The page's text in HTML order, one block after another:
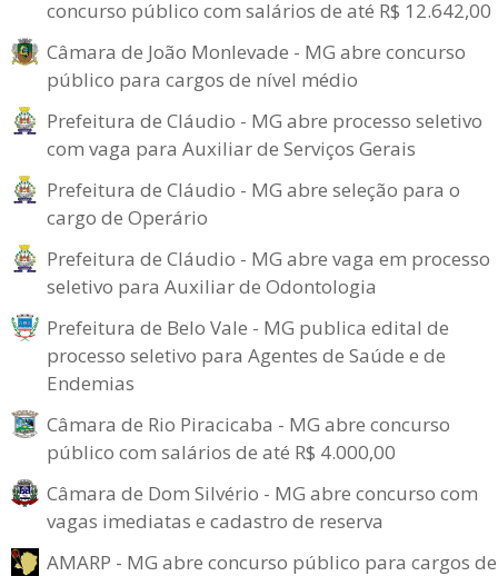
concurso público com salários de até R$ 12.642,00
Câmara de João Monlevade - MG abre concurso
público para cargos de nível médio
Prefeitura de Cláudio - MG abre processo seletivo
com vaga para Auxiliar de Serviços Gerais
Prefeitura de Cláudio - MG abre seleção para o
cargo de Operário
Prefeitura de Cláudio - MG abre vaga em processo
seletivo para Auxiliar de Odontologia
Prefeitura de Belo Vale - MG publica edital de
processo seletivo para Agentes de Saúde e de
Endemias
Câmara de Rio Piracicaba - MG abre concurso
público com salários de até R$ 4.000,00
Câmara de Dom Silvério - MG abre concurso com
vagas imediatas e cadastro de reserva
AMARP - MG abre concurso público para cargos de